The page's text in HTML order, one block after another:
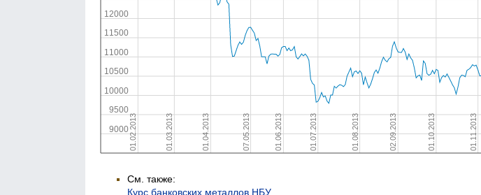
См. также:
Курс банковских металлов НБУ